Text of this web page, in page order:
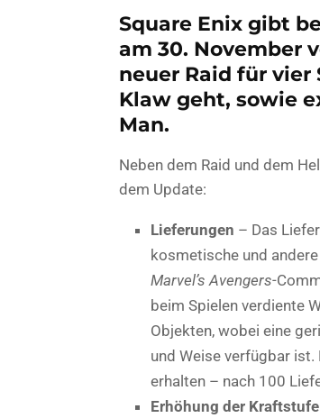
Square Enix gibt
am 30. November
neuer Raid für vier
Klaw geht, sowie
Man.
Neben dem Raid und dem
dem Update:
Lieferungen – Das
kosmetische und
Marvel’s Avengers-
beim Spielen verdiente
Objekten, wobei eine
und Weise verfügbar
erhalten – nach 100
Erhöhung der Kraftstufe